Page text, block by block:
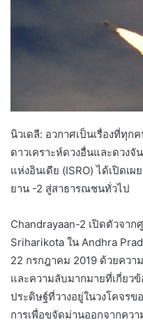
นิวเดลี: อวกาศเป็นเรื่องที่ทุ
ดาวเคราะห์ดวงอื่นและดวง
แห่งอินเดีย (ISRO) ได้เปิดเ
ยาน -2 สู่สาธารณชนทั่วไป
Chandrayaan-2 เปิดตัวจา
Sriharikota ใน Andhra
22 กรกฎาคม 2019 ด้วยควา
และความลับมากมายที่เกี่ยว
ประดิษฐ์ที่วางอยู่ในวงโคจรข
การเพื่อขจัดม่านออกจากคว